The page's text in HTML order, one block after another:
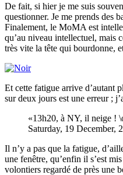
De fait, si hier je me suis
questionner. Je me prends des
Finalement, le MoMA est
qu’au niveau intellectuel, mais
très vite la tête qui bourdonne,
Et cette fatigue arrive d’autant
sur deux jours est une erreur ;
13h20, à NY, il neige !
Saturday, 19 December,
Il n’y a pas que la fatigue,
une fenêtre, qu’enfin il s’est
volontiers regardé de près une